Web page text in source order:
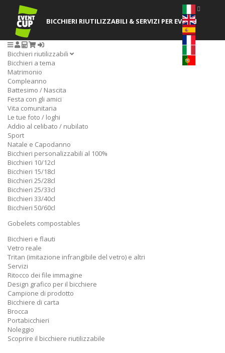
BICCHIERI RIUTILIZZABILI & SERVIZI PER EVENTI
Bicchieri riutilizzabili
Bicchieri a tema
Matrimonio
Compleanno
Battesimo / Nascita
Festa con gli amici
Vita comunitaria
Le tue foto / loghi
Addio al celibato / nubilato
Sport
Natale e Capodanno
Bicchieri personalizzabili al 100%
Bicchieri 10/12cl
Bicchieri 15/18cl
Bicchieri 25/28cl
Bicchieri 25/33cl
Bicchieri 33/40cl
Bicchieri 50/60cl
Gobelets compostables
Bicchieri e flauti
Vetro reale
Tritan (imitazione infrangibile del vetro) e altri
Servizi
Ritocco dei file immagine
Design grafico per il bicchiere
Campione di prodotto
Bicchiere di carta
Brocca
Portabicchieri
Noleggio
Scoprire il bicchiere riutilizzabile